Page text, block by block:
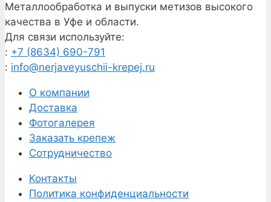
Металлообработка и выпуски метизов высокого
качества в Уфе и области.
Для связи используйте:
: +7 (8634) 690-791
: info@nerjaveyuschii-krepej.ru
О компании
Доставка
Фотогалерея
Заказать крепеж
Сотрудничество
Контакты
Политика конфиденциальности